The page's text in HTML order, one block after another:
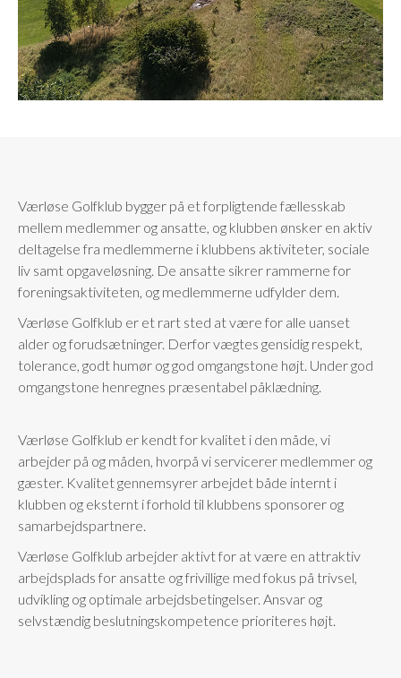
Værløse Golfklub bygger på et forpligtende fællesskab
mellem medlemmer og ansatte, og klubben ønsker en aktiv
deltagelse fra medlemmerne i klubbens aktiviteter, sociale
liv samt opgaveløsning. De ansatte sikrer rammerne for
foreningsaktiviteten, og medlemmerne udfylder dem.
Værløse Golfklub er et rart sted at være for alle uanset
alder og forudsætninger. Derfor vægtes gensidig respekt,
tolerance, godt humør og god omgangstone højt. Under god
omgangstone henregnes præsentabel påklædning.
Værløse Golfklub er kendt for kvalitet i den måde, vi
arbejder på og måden, hvorpå vi servicerer medlemmer og
gæster. Kvalitet gennemsyrer arbejdet både internt i
klubben og eksternt i forhold til klubbens sponsorer og
samarbejdspartnere.
Værløse Golfklub arbejder aktivt for at være en attraktiv
arbejdsplads for ansatte og frivillige med fokus på trivsel,
udvikling og optimale arbejdsbetingelser. Ansvar og
selvstændig beslutningskompetence prioriteres højt.